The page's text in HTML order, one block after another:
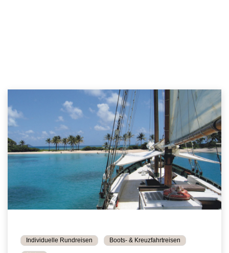
Individuelle Rundreisen Boots- & Kreuzfahrtreisen